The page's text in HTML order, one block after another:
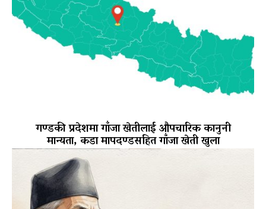
गण्डकी प्रदेशमा गाँजा खेतीलाई औपचारिक कानुनी
मान्यता, कडा मापदण्डसहित गाँजा खेती खुला